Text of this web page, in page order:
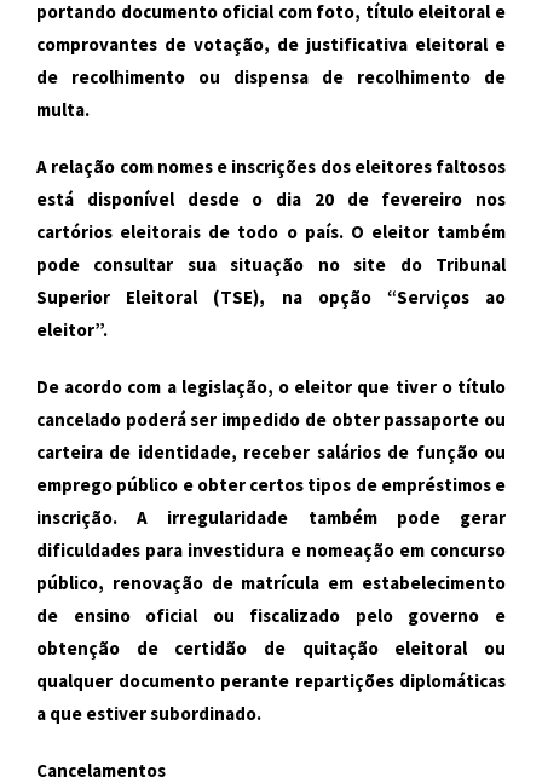
portando documento oficial com foto, título eleitoral e
comprovantes de votação, de justificativa eleitoral e
de recolhimento ou dispensa de recolhimento de
multa.
A relação com nomes e inscrições dos eleitores faltosos
está disponível desde o dia 20 de fevereiro nos
cartórios eleitorais de todo o país. O eleitor também
pode consultar sua situação no site do Tribunal
Superior Eleitoral (TSE), na opção “Serviços ao
eleitor”.
De acordo com a legislação, o eleitor que tiver o título
cancelado poderá ser impedido de obter passaporte ou
carteira de identidade, receber salários de função ou
emprego público e obter certos tipos de empréstimos e
inscrição. A irregularidade também pode gerar
dificuldades para investidura e nomeação em concurso
público, renovação de matrícula em estabelecimento
de ensino oficial ou fiscalizado pelo governo e
obtenção de certidão de quitação eleitoral ou
qualquer documento perante repartições diplomáticas
a que estiver subordinado.
Cancelamentos